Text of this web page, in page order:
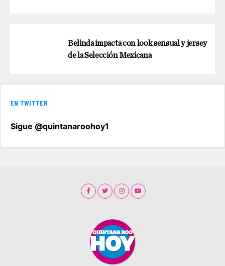
Belinda impacta con look sensual y jersey
de la Selección Mexicana
EN TWITTER
Sigue @quintanaroohoy1